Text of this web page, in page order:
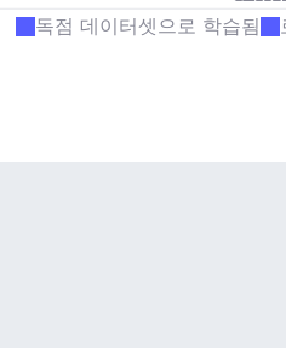
독점 데이터셋으로 학습됨